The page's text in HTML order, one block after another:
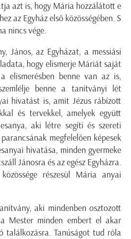
azt is, hogy Mária hozzálátott e
az Egyház első közösségében. S
nincs vége.
János, az Egyházat, a messiási
hogy elismerje Máriát saját
elismerésben benne van az is,
benne a tanítványi lét
hivatást is, amit Jézus rábízott
és tervekkel, amelyek együtt
aki létre segíti és szereti
megfelelően képesek
hivatása, minden gyermeke
Jánosra és az egész Egyházra.
részesül Mária anyai
aki mindenben osztozott
Mester minden embert el akar
találkozásra. Tanúságot tud róla